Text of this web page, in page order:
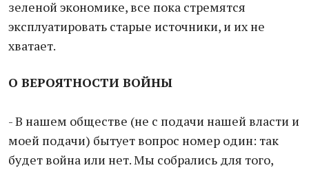
зеленой экономике, все пока стремятся
эксплуатировать старые источники, и их не
хватает.
О ВЕРОЯТНОСТИ ВОЙНЫ
- В нашем обществе (не с подачи нашей власти и
моей подачи) бытует вопрос номер один: так
будет война или нет. Мы собрались для того,